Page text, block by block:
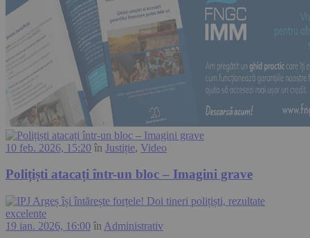
10 feb. 2026, 15:20 în Justiție, Video
Polițiști atacați într-un bloc – Imagini grave
19 ian. 2026, 16:00 în Administrativ